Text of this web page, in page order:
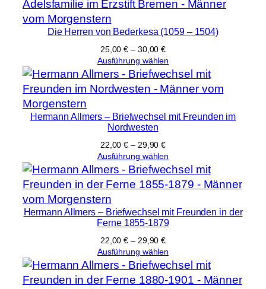
Die Herren von Bederkesa (1059 – 1504)
25,00€ – 30,00€
Ausführung wählen
Hermann Allmers – Briefwechsel mit Freunden im
Nordwesten
22,00€ – 29,90€
Ausführung wählen
Hermann Allmers – Briefwechsel mit Freunden in der
Ferne 1855-1879
22,00€ – 29,90€
Ausführung wählen